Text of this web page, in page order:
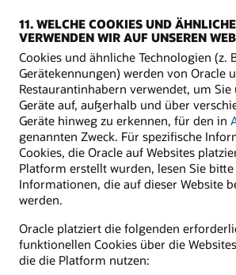
11. WELCHE COOKIES UND
VERWENDEN WIR AUF UNSEREN
Cookies und ähnliche Technologien (z.
Gerätekennungen) werden von Oracle
Restaurantinhabern verwendet, um
Geräte auf, außerhalb und über
Geräte hinweg zu erkennen, für den in
genannten Zweck. Für spezifische
Cookies, die Oracle auf Websites
Platform erstellt wurden, lesen Sie
Informationen, die auf dieser Website
werden.
Oracle platziert die folgenden
funktionellen Cookies über die
die die Platform nutzen: